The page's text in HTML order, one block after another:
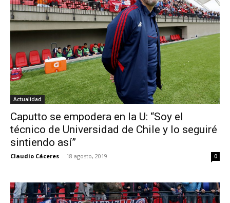
Actualidad
Caputto se empodera en la U: “Soy el
técnico de Universidad de Chile y lo seguiré
sintiendo así”
Claudio Cáceres - 18 agosto, 2019 0